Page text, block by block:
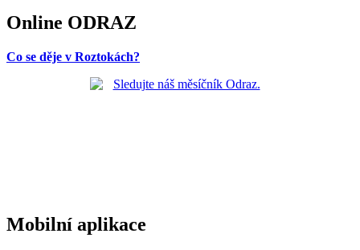
Online ODRAZ
Co se děje v Roztokách?
Mobilní aplikace